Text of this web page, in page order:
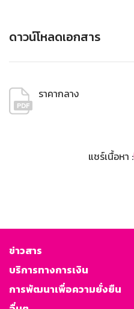
ดาวน์โหลดเอกสาร
ราคากลาง
แชร์เนื้อหา :
ข่าวสาร
บริการทางการเงิน
การพัฒนาเพื่อความยั่งยืน